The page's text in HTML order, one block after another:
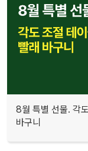
8월 특별 선물. 각
바구니